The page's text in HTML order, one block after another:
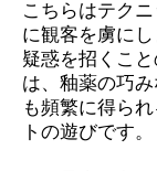
こちらはテク
に観客を虜に
疑惑を招くこ
は、釉薬の巧
も頻繁に得ら
トの遊びです。